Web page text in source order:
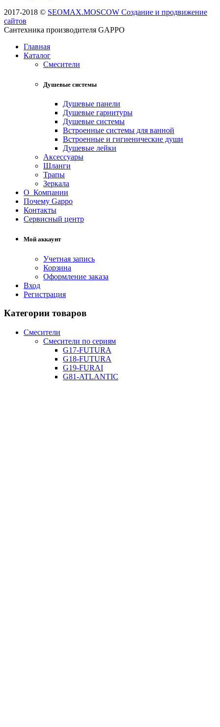
2017-2018 © SEOMAX.MOSCOW Создание и продвижение
сайтов
Сантехника производителя GAPPO
Главная
Каталог
Смесители
Душевые системы
Душевые панели
Душевые гарнитуры
Душевые системы
Встроенные системы для ванной
Встроенные и гигиенические души
Душевые лейки
Аксессуары
Шланги
Трапы
Зеркала
О Компании
Почему Gappo
Контакты
Сервисный центр
Мой аккаунт
Учетная запись
Корзина
Оформление заказа
Вход
Регистрация
Категории товаров
Смесители
Смесители по сериям
G17-FUTURA
G18-FUTURA
G19-FURAI
G81-ATLANTIC